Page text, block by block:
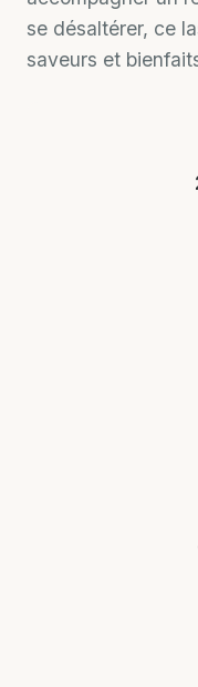
se désaltérer, ce
saveurs et